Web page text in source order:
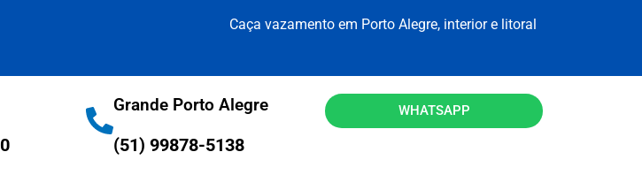
Caça vazamento em Porto Alegre, interior e litoral
Grande Porto Alegre
(51) 99878-5138
WHATSAPP